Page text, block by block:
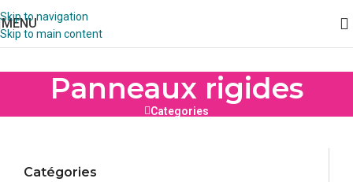
Skip to navigation
Skip to main content
MENU
Panneaux rigides
Categories
Catégories